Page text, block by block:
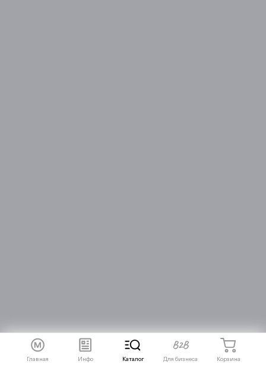
Главная Инфо Каталог Для бизнеса Корзина